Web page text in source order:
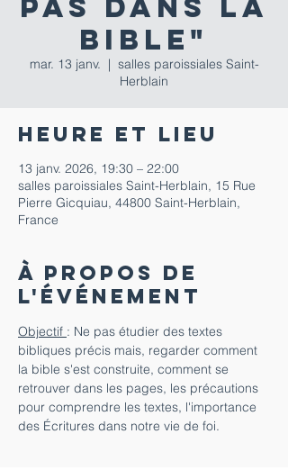
pas dans la
bible"
mar. 13 janv.
  |
salles paroissiales Saint-
Herblain
Heure et lieu
13 janv. 2026, 19:30 – 22:00
salles paroissiales Saint-Herblain, 15 Rue
Pierre Gicquiau, 44800 Saint-Herblain,
France
À propos de
l'événement
Objectif : Ne pas étudier des textes
bibliques précis mais, regarder comment
la bible s'est construite, comment se
retrouver dans les pages, les précautions
pour comprendre les textes, l'importance
des Écritures dans notre vie de foi.